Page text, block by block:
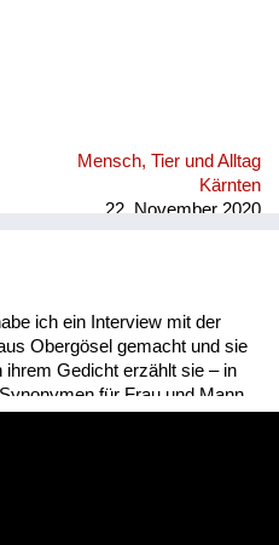
Mensch, Tier und Alltag
Kärnten
22. November 2020
ich ein Interview mit der
Obergösel gemacht und sie
ihrem Gedicht erzählt sie – in
für Frau und Mann.